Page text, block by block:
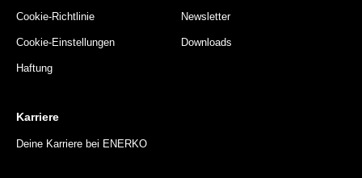
Cookie-Richtlinie
Cookie-Einstellungen
Haftung
Newsletter
Downloads
Karriere
Deine Karriere bei ENERKO